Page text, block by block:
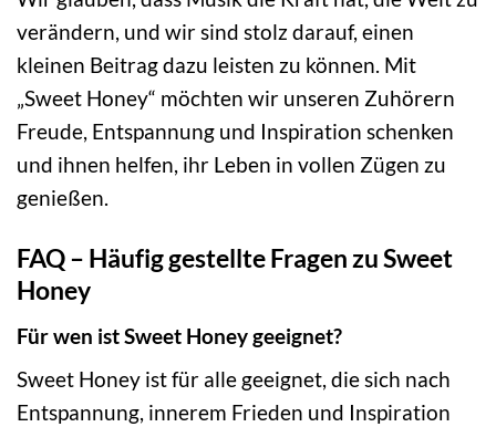
verändern, und wir sind stolz darauf, einen
kleinen Beitrag dazu leisten zu können. Mit
„Sweet Honey“ möchten wir unseren Zuhörern
Freude, Entspannung und Inspiration schenken
und ihnen helfen, ihr Leben in vollen Zügen zu
genießen.
FAQ – Häufig gestellte Fragen zu Sweet
Honey
Für wen ist Sweet Honey geeignet?
Sweet Honey ist für alle geeignet, die sich nach
Entspannung, innerem Frieden und Inspiration